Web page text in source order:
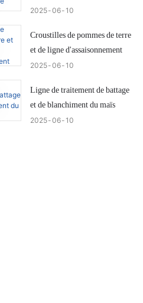
2025 06 10
Croustilles de pommes de terre
et de ligne d'assaisonnement
2025 06 10
Ligne de traitement de battage
et de blanchiment du maïs
2025 06 10